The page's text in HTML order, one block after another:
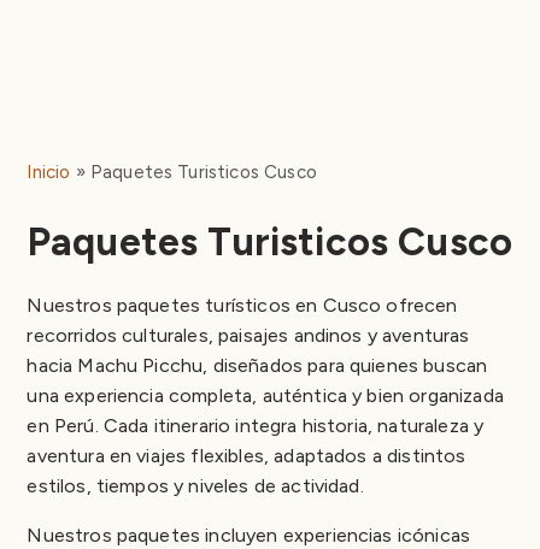
Inicio Paquetes Turisticos Cusco
Paquetes Turisticos Cusco
Nuestros paquetes turísticos en Cusco ofrecen
recorridos culturales, paisajes andinos y aventuras
hacia Machu Picchu, diseñados para quienes buscan
una experiencia completa, auténtica y bien organizada
en Perú. Cada itinerario integra historia, naturaleza y
aventura en viajes flexibles, adaptados a distintos
estilos, tiempos y niveles de actividad.
Nuestros paquetes incluyen experiencias icónicas